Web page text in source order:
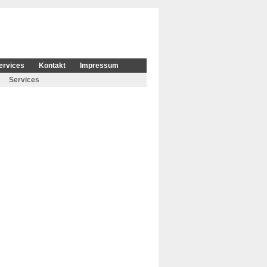
Kontakt
Impressum
Services